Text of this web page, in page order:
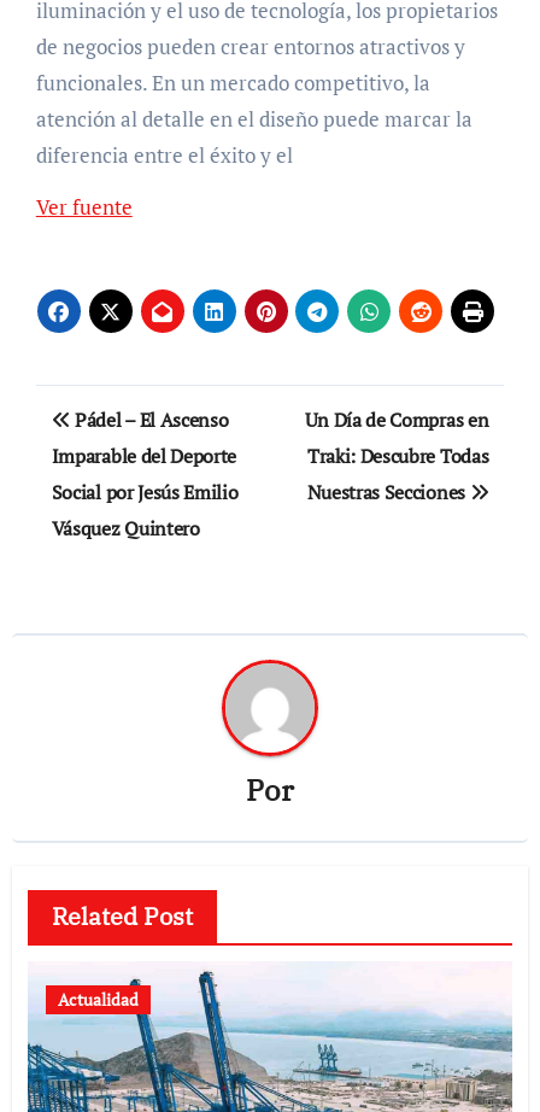
iluminación y el uso de tecnología, los propietarios
de negocios pueden crear entornos atractivos y
funcionales. En un mercado competitivo, la
atención al detalle en el diseño puede marcar la
diferencia entre el éxito y el
Navegación
entradas
Ver fuente
Navegación
de
entradas
Pádel – El Ascenso
Imparable del Deporte
Social por Jesús Emilio
Vásquez Quintero
Un Día de Compras en
Traki: Descubre Todas
Nuestras Secciones
Por
Related Post
Actualidad